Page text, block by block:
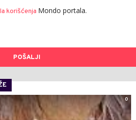
korišćenja Mondo portala.
POŠALJI
0